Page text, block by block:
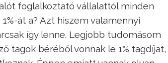
foglalkoztató vállalattól minden
át a? Azt hiszem valamennyi
így lenne. Legjobb tudomásom
tagok béréből vonnak le 1% tagdíjat,